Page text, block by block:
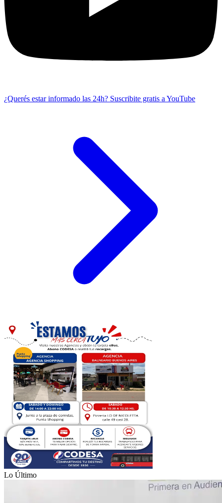
¿Querés estar informado las 24h? Suscribite gratis a YouTube
Lo Último